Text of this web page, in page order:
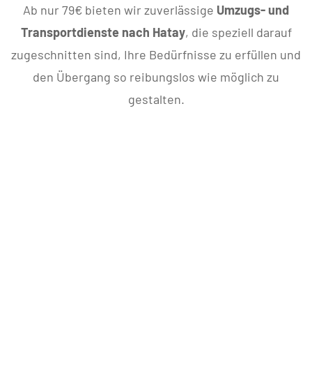
Ab nur 79€ bieten wir zuverlässige Umzugs- und
Transportdienste nach Hatay, die speziell darauf
zugeschnitten sind, Ihre Bedürfnisse zu erfüllen und
den Übergang so reibungslos wie möglich zu
gestalten.